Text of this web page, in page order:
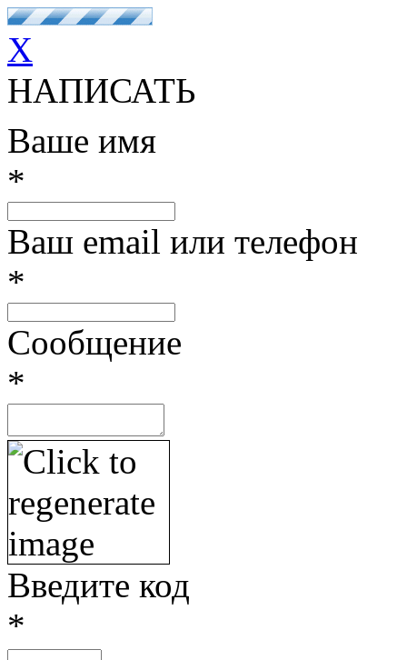
X
НАПИСАТЬ
Ваше имя
*
Ваш email или телефон
*
Сообщение
*
Введите код
*